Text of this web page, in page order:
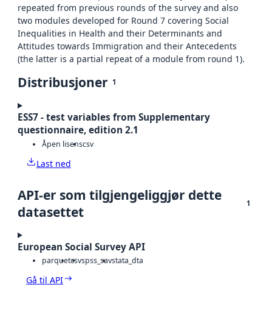
repeated from previous rounds of the survey and also
two modules developed for Round 7 covering Social
Inequalities in Health and their Determinants and
Attitudes towards Immigration and their Antecedents
(the latter is a partial repeat of a module from round 1).
Distribusjoner 1
ESS7 - test variables from Supplementary
questionnaire, edition 2.1
Åpen lisenscsv
Last ned
API-er som tilgjengeliggjør dette
datasettet
1
European Social Survey API
parquetcsvspss_savstata_dta
Gå til API